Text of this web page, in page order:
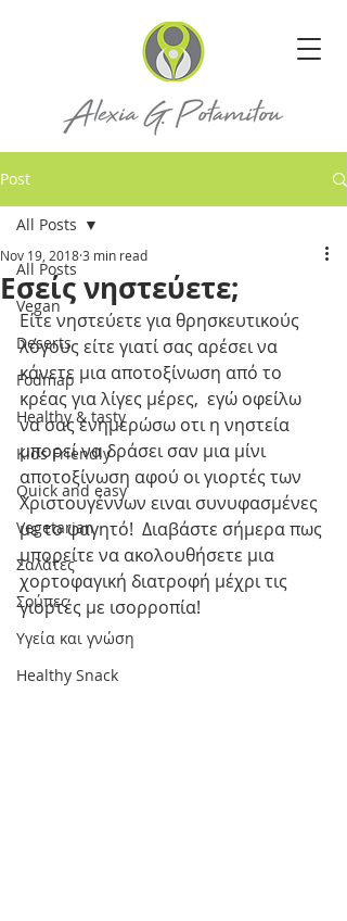
Post
All Posts
Vegan
Deserts
Fodmap
Healthy & tasty
Kids Friendly
Quick and easy
Vegetarian
Σαλάτες
Σούπες
Υγεία και γνώση
Healthy Snack
All Posts
Εσείς νηστεύετε;
Nov 19, 20183 min read
Είτε νηστεύετε για θρησκευτικούς
λόγους είτε γιατί σας αρέσει να
κάνετε μια αποτοξίνωση από το
κρέας για λίγες μέρες,  εγώ οφείλω
να σας ενημερώσω οτι η νηστεία
μπορεί να δράσει σαν μια μίνι
αποτοξίνωση αφού οι γιορτές των
Χριστουγέννων ειναι συνυφασμένες
με το φαγητό!  Διαβάστε σήμερα πως
μπορείτε να ακολουθήσετε μια
χορτοφαγική διατροφή μέχρι τις
γιορτές με ισορροπία!